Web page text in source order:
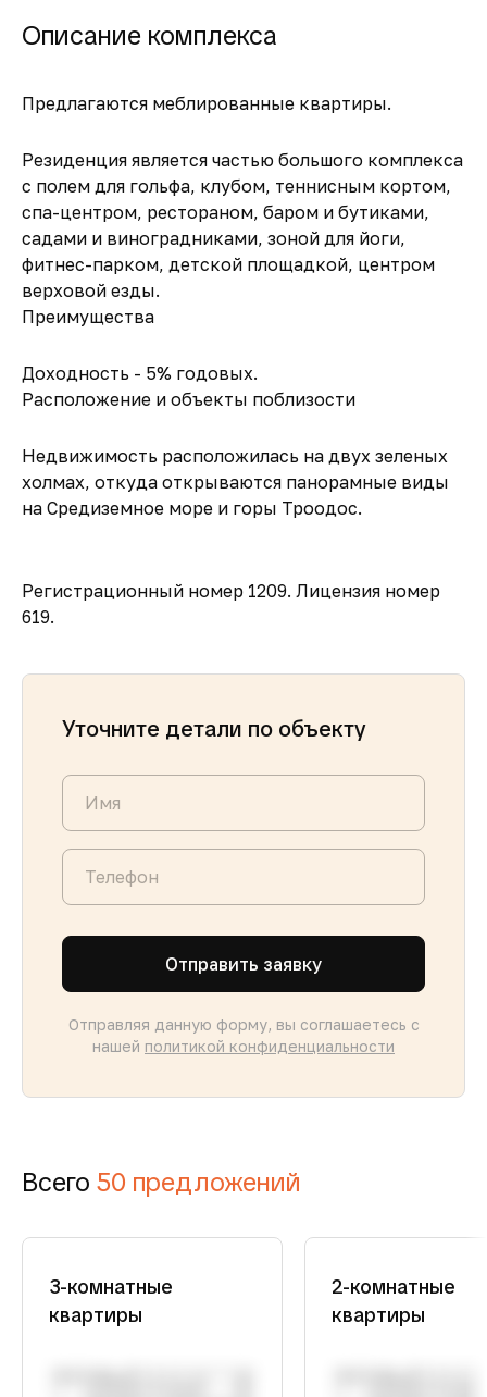
Описание комплекса
Предлагаются меблированные квартиры.
Резиденция является частью большого комплекса
с полем для гольфа, клубом, теннисным кортом,
спа-центром, рестораном, баром и бутиками,
садами и виноградниками, зоной для йоги,
фитнес-парком, детской площадкой, центром
верховой езды.
Преимущества
Доходность - 5% годовых.
Расположение и объекты поблизости
Недвижимость расположилась на двух зеленых
холмах, откуда открываются панорамные виды
на Средиземное море и горы Троодос.
Регистрационный номер 1209. Лицензия номер
619.
Уточните детали по объекту
Отправить заявку
Отправляя данную форму, вы соглашаетесь с
нашей политикой конфиденциальности
Всего 50 предложений
3-комнатные
квартиры
2-комнатные
квартиры